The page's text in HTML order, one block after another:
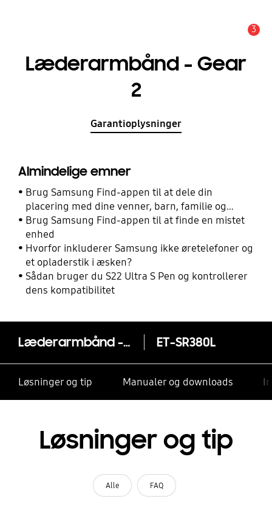
3
Læderarmbånd - Gear
2
Garantioplysninger
Almindelige emner
Brug Samsung Find-appen til at dele din
placering med dine venner, barn, familie og
andre kontakter
Brug Samsung Find-appen til at finde en mistet
enhed
Hvorfor inkluderer Samsung ikke øretelefoner og
et opladerstik i æsken?
Sådan bruger du S22 Ultra S Pen og kontrollerer
dens kompatibilitet
Læderarmbånd - Gear 2 ET-SR380L
Løsninger og tip Manualer og downloads
Løsninger og tip
Alle FAQ